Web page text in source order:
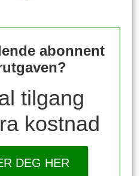
abonnent
tilgang
kostnad
DEG HER